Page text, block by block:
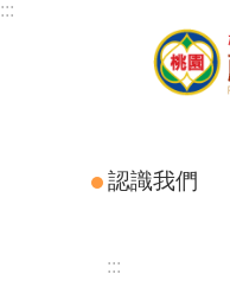
跳到主要內容區塊
:::
認識我們
:::